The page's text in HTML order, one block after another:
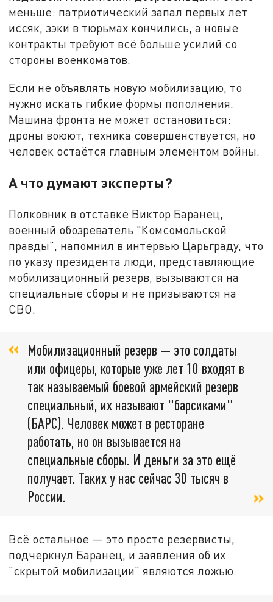
меньше: патриотический запал первых лет
иссяк, зэки в тюрьмах кончились, а новые
контракты требуют всё больше усилий со
стороны военкоматов.
Если не объявлять новую мобилизацию, то
нужно искать гибкие формы пополнения.
Машина фронта не может остановиться:
дроны воюют, техника совершенствуется, но
человек остаётся главным элементом войны.
А что думают эксперты?
Полковник в отставке Виктор Баранец,
военный обозреватель "Комсомольской
правды", напомнил в интервью Царьграду, что
по указу президента люди, представляющие
мобилизационный резерв, вызываются на
специальные сборы и не призываются на
СВО.
Мобилизационный резерв — это солдаты
или офицеры, которые уже лет 10 входят в
так называемый боевой армейский резерв
специальный, их называют "барсиками"
(БАРС). Человек может в ресторане
работать, но он вызывается на
специальные сборы. И деньги за это ещё
получает. Таких у нас сейчас 30 тысяч в
России.
Всё остальное — это просто резервисты,
подчеркнул Баранец, и заявления об их
"скрытой мобилизации" являются ложью.